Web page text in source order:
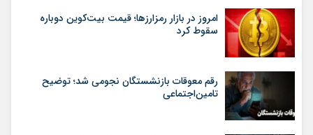
امروز در بازار رمزارزها؛ قیمت بیت‌کوین دوباره
سقوط کرد
رقم معوقات بازنشستگان نجومی شد؛ توضیح
تامین‌اجتماعی